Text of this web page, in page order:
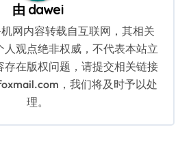
由 dawei
机网内容转载自互联网，其相关
人观点绝非权威，不代表本站立
存在版权问题，请提交相关链接
，我们将及时予以处
理。